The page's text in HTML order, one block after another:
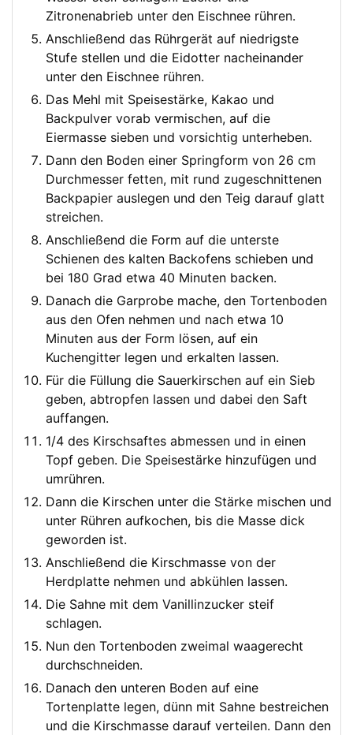
Zitronenabrieb unter den Eischnee rühren.
Anschließend das Rührgerät auf niedrigste
Stufe stellen und die Eidotter nacheinander
unter den Eischnee rühren.
Das Mehl mit Speisestärke, Kakao und
Backpulver vorab vermischen, auf die
Eiermasse sieben und vorsichtig unterheben.
Dann den Boden einer Springform von 26 cm
Durchmesser fetten, mit rund zugeschnittenen
Backpapier auslegen und den Teig darauf glatt
streichen.
Anschließend die Form auf die unterste
Schienen des kalten Backofens schieben und
bei 180 Grad etwa 40 Minuten backen.
Danach die Garprobe mache, den Tortenboden
aus den Ofen nehmen und nach etwa 10
Minuten aus der Form lösen, auf ein
Kuchengitter legen und erkalten lassen.
Für die Füllung die Sauerkirschen auf ein Sieb
geben, abtropfen lassen und dabei den Saft
auffangen.
1/4 des Kirschsaftes abmessen und in einen
Topf geben. Die Speisestärke hinzufügen und
umrühren.
Dann die Kirschen unter die Stärke mischen und
unter Rühren aufkochen, bis die Masse dick
geworden ist.
Anschließend die Kirschmasse von der
Herdplatte nehmen und abkühlen lassen.
Die Sahne mit dem Vanillinzucker steif
schlagen.
Nun den Tortenboden zweimal waagerecht
durchschneiden.
Danach den unteren Boden auf eine
Tortenplatte legen, dünn mit Sahne bestreichen
und die Kirschmasse darauf verteilen. Dann den